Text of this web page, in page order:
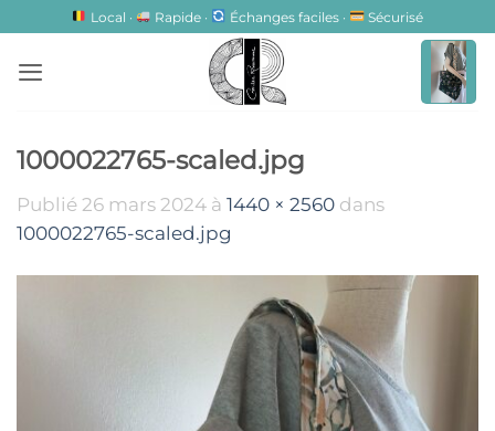
contenu
Local · Rapide · Échanges faciles · Sécurisé
1000022765-scaled.jpg
Publié 26 mars 2024 à 1440 × 2560 dans
1000022765-scaled.jpg